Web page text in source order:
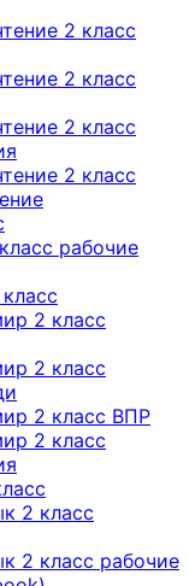
2 класс
2 класс
2 класс
2 класс
рабочие
2 класс
2 класс
2 класс ВПР
2 класс
2 класс
2 класс рабочие